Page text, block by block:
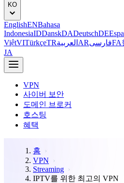
KO
EnglishENBahasa
IndonesiaIDDanskDADeutschDE
ViệtVITürkçeTRالعربية ARفارسیFA
JA
VPN
사이버 보안
도메인 브로커
호스팅
혜택
홈
VPN
Streaming
IPTV를 위한 최고의 VPN